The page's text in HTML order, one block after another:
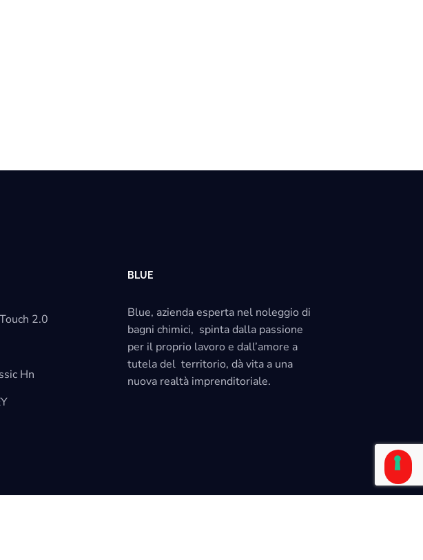
2.0
Hn
BLUE
Blue, azienda esperta nel noleggio di
bagni chimici, spinta dalla passione
per il proprio lavoro e dall’amore a
tutela del territorio, dà vita a una
nuova realtà imprenditoriale.